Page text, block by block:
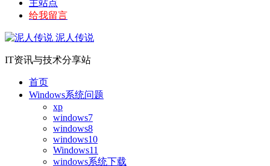
主站点
给我留言
泥人传说
IT资讯与技术分享站
首页
Windows系统问题
xp
windows7
windows8
windows10
Windows11
windows系统下载